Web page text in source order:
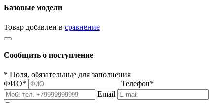
Базовые модели
Товар добавлен в сравнение
Сообщить о поступление
* Поля, обязательные для заполнения
ФИО* Телефон*
Email